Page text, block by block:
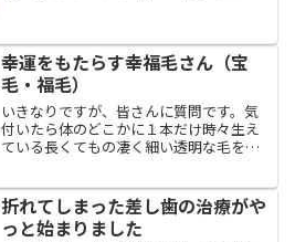
な記事が書けるかな？本年もよろしくお
願いいたします。話はさか...
幸運をもたらす幸福毛さん（宝
毛・福毛）
いきなりですが、皆さんに質問です。気
付いたら体のどこかに１本だけ時々生え
ている長くてもの凄く細い透明な毛をご
て、いつも生えているものでもないよう
ですし、生える場所も様々...
折れてしまった差し歯の治療がや
っと始まりました